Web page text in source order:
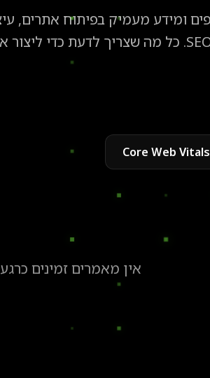
Core Web Vitals
אין מאמרים זמינים כרגע